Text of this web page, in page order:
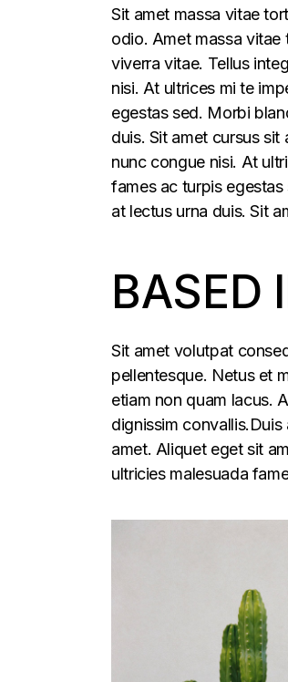
Sit amet massa vitae
odio. Amet massa vitae
viverra vitae. Tellus
nisi. At ultrices mi te
egestas sed. Morbi
duis. Sit amet cursus
nunc congue nisi. At
fames ac turpis
at lectus urna duis. Sit
BASED
Sit amet volutpat
pellentesque. Netus et
etiam non quam lacus.
dignissim
amet. Aliquet eget sit
ultricies malesuada